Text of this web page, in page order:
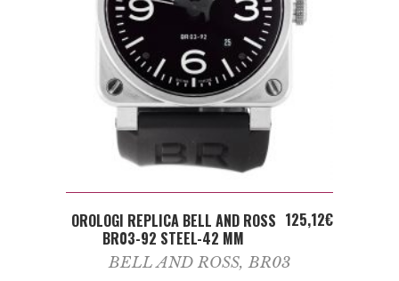
ADD TO CART
OROLOGI REPLICA BELL AND ROSS
BR03-92 STEEL-42 MM
125,12€
BELL AND ROSS,BR03